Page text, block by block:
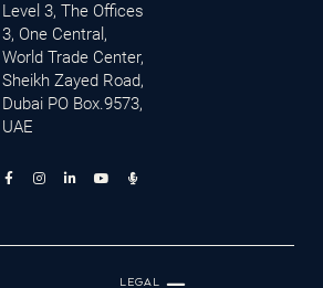
Level 3, The Offices
3, One Central,
World Trade Center,
Sheikh Zayed Road,
Dubai PO Box.9573,
UAE
LEGAL